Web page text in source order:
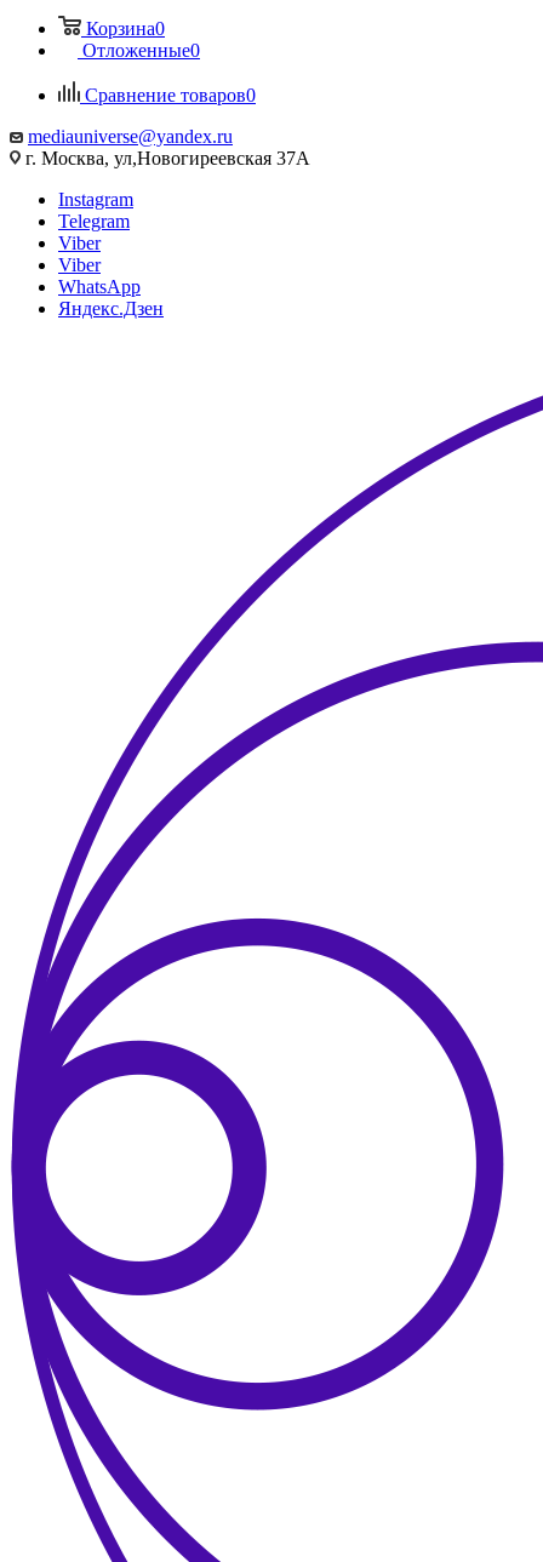
Корзина0
Отложенные0
Сравнение товаров0
mediauniverse@yandex.ru
г. Москва, ул,Новогиреевская 37А
Instagram
Telegram
Viber
Viber
WhatsApp
Яндекс.Дзен